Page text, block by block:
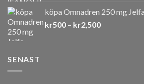
kr3,600
köpa Omnadren 250 mg
kr500 – kr2,500Prisintervall:
SENAST